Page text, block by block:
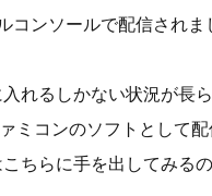
ンソールで配信されま
れるしかない状況が長
ミコンのソフトとして
ちらに手を出してみる